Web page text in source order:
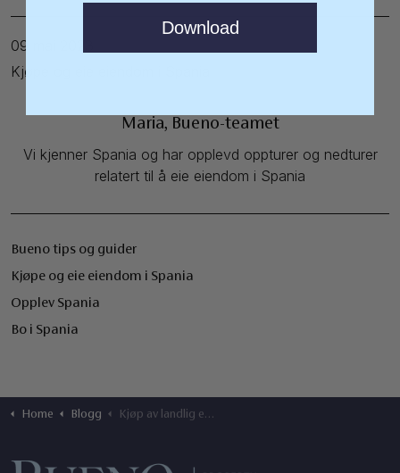
09 mai 2023
Kjøpe og eie eiendom i Spania
Maria, Bueno-teamet
Vi kjenner Spania og har opplevd oppturer og nedturer
relatert til å eie eiendom i Spania
Bueno tips og guider
Kjøpe og eie eiendom i Spania
Opplev Spania
Bo i Spania
Home Blogg Kjøp av landlig eiendom eller jordbruksland i Spania
Download